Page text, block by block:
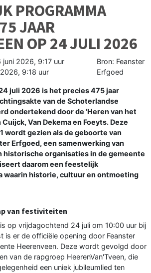
PROGRAMMA
JAAR
OP 24 JULI 2026‍
juni 2026, 9:17 uur
9:18 uur
Bron: Feanster
Erfgoed
24 juli 2026 is het precies 475 jaar
van de Schoterlandse
ondertekend door de 'Heren van het
Van Dekema en Foeyts. Deze
wordt gezien als de geboorte van
Erfgoed, een samenwerking van
historische organisaties in de gemeente
daarom een feestelijk
waarin historie, cultuur en ontmoeting
van festiviteiten
op vrijdagochtend 24 juli om 10:00 uur bij
is er de officiële opening door Feanster
Heerenveen. Deze wordt gevolgd door
van de rapgroep HeerenVan'Tveen, die
een uniek jubileumlied ten